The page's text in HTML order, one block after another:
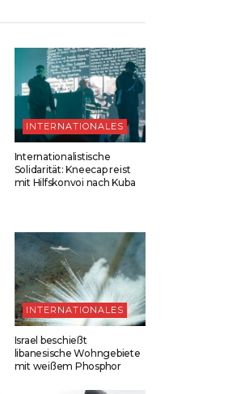
INTERNATIONALES
Internationalistische
Solidarität: Kneecap reist
mit Hilfskonvoi nach Kuba
INTERNATIONALES
Israel beschießt
libanesische Wohngebiete
mit weißem Phosphor